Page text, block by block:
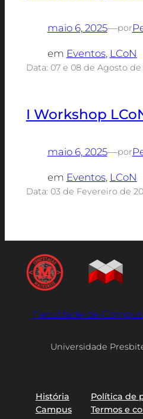
maio 6, 2025—por
em Eventos, LCoN
Data: 07 e 08 de Agosto de
I Workshop
maio 6, 2025—por
em Eventos, LCoN
Data: 03 de Fevereiro de
Faculdade de
Universidade
História
Campus
Política de
Termos e